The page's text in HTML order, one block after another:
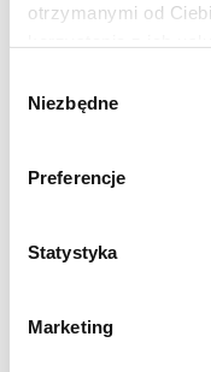
otrzymanymi od
zgody
Niezbędne
Preferencje
Statystyka
Marketing